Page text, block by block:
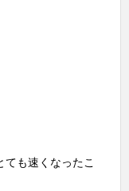
も速くなったこ